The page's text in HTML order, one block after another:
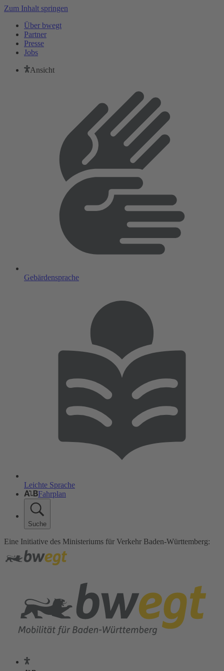
Zum Inhalt springen
Über bwegt
Partner
Presse
Jobs
Ansicht
Gebärdensprache
Leichte Sprache
Fahrplan
Suche
Eine Initiative des Ministeriums für Verkehr Baden-Württemberg: